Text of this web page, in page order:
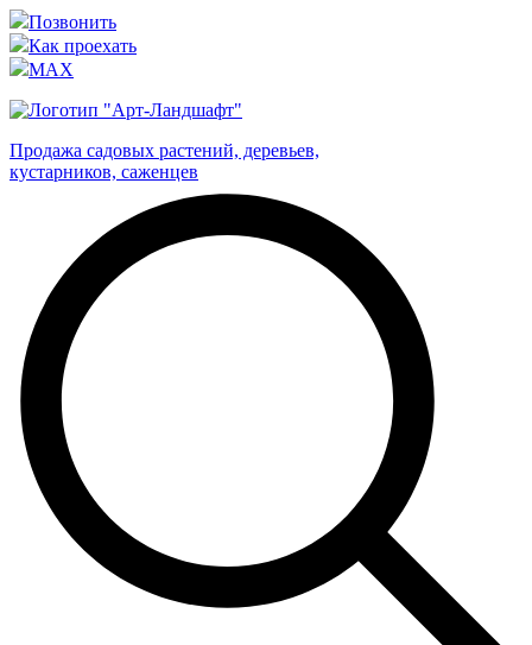
Позвонить
Как проехать
MAX
Продажа садовых растений, деревьев,
кустарников, саженцев